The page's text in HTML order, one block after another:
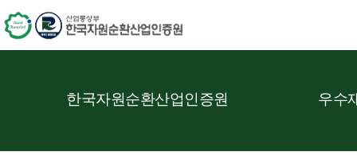
한국자원순환산업인증원 우수